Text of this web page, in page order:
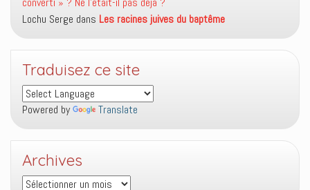
Lochu Serge dans Les racines juives du baptême
Traduisez ce site
Powered by Translate
Archives
Archives